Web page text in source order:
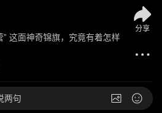
” 这面神奇锦旗，究竟有着怎样
分享
两句